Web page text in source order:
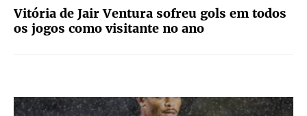
Vitória de Jair Ventura sofreu gols em todos
os jogos como visitante no ano